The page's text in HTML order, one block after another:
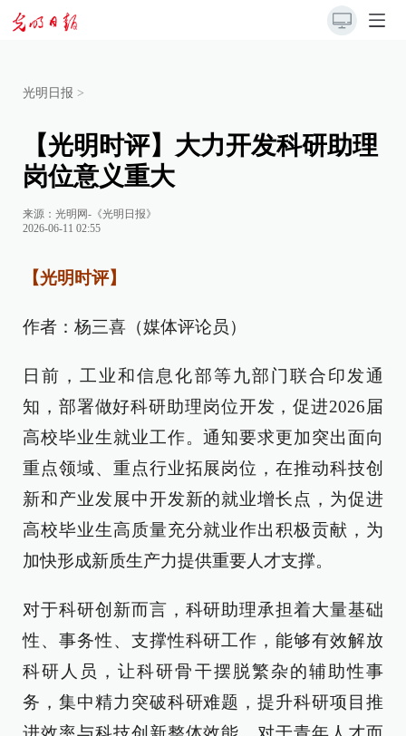
光明日报 >
【光明时评】大力开发科研助理
岗位意义重大
来源： 光明网-《光明日报》
2026-06-11 02:55
【光明时评】
作者：杨三喜（媒体评论员）
日前，工业和信息化部等九部门联合印发通
知，部署做好科研助理岗位开发，促进2026届
高校毕业生就业工作。通知要求更加突出面向
重点领域、重点行业拓展岗位，在推动科技创
新和产业发展中开发新的就业增长点，为促进
高校毕业生高质量充分就业作出积极贡献，为
加快形成新质生产力提供重要人才支撑。
对于科研创新而言，科研助理承担着大量基础
性、事务性、支撑性科研工作，能够有效解放
科研人员，让科研骨干摆脱繁杂的辅助性事
务，集中精力突破科研难题，提升科研项目推